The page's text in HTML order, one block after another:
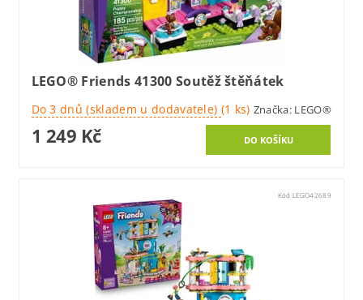
LEGO® Friends 41300 Soutěž štěňátek
Do 3 dnů (skladem u dodavatele) (1 ks) Značka: LEGO®
1 249 Kč
Kód:LEGO42689